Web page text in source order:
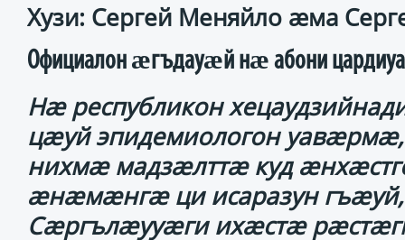
Хузи: Сергей Меняйло ӕма
Официалон ӕгъдауӕй нӕ абони
Нӕ республикон
цӕуй эпидемиологон
нихмӕ мадзӕлттӕ куд
ӕнӕмӕнгӕ ци исаразун
Сӕргълӕууӕги ихӕстӕ